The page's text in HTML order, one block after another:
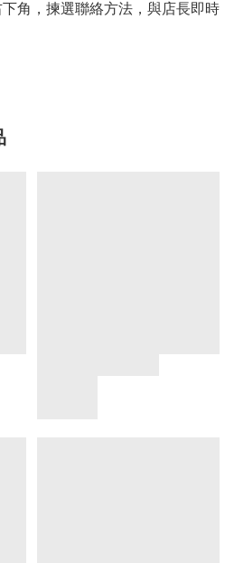
角，揀選聯絡方法，與店長即時